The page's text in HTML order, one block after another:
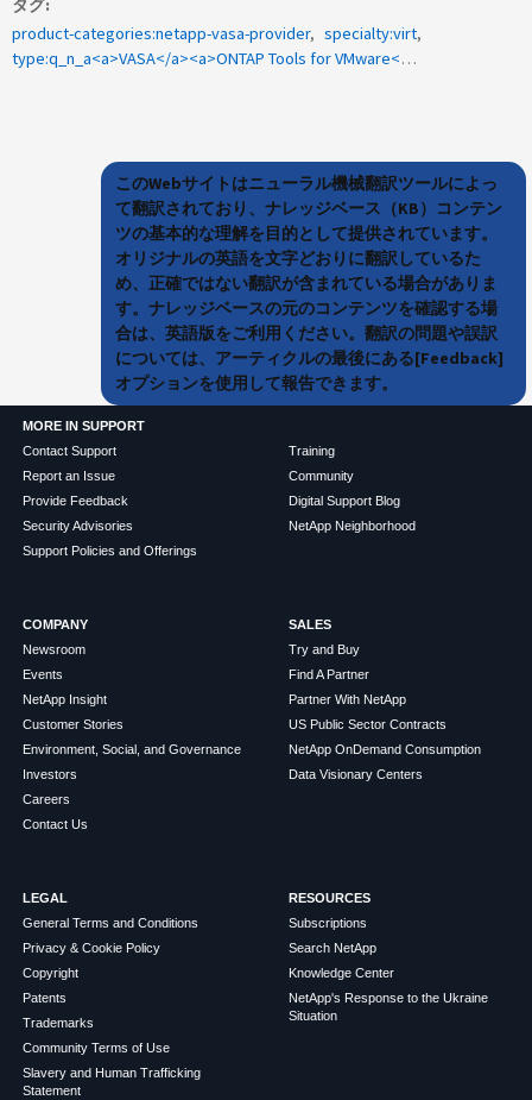
タグ
product-categories:netapp-vasa-provider
specialty:virt
type:q_n_a<a>VASA</a><a>ONTAP Tools for VMware</a><a>SCP</a><a>ストレージ機能プロファイル</a>
このWebサイトはニューラル機械翻訳ツールによっ
て翻訳されており、ナレッジベース（KB）コンテン
ツの基本的な理解を目的として提供されています。
オリジナルの英語を文字どおりに翻訳しているた
め、正確ではない翻訳が含まれている場合がありま
す。ナレッジベースの元のコンテンツを確認する場
合は、英語版をご利用ください。翻訳の問題や誤訳
については、アーティクルの最後にある[Feedback]
オプションを使用して報告できます。
MORE IN SUPPORT
Contact Support
Report an Issue
Provide Feedback
Security Advisories
Support Policies and Offerings
Training
Community
Digital Support Blog
NetApp Neighborhood
COMPANY
Newsroom
Events
NetApp Insight
Customer Stories
Environment, Social, and Governance
Investors
Careers
Contact Us
SALES
Try and Buy
Find A Partner
Partner With NetApp
US Public Sector Contracts
NetApp OnDemand Consumption
Data Visionary Centers
LEGAL
General Terms and Conditions
Privacy & Cookie Policy
Copyright
Patents
Trademarks
Community Terms of Use
Slavery and Human Trafficking
Statement
RESOURCES
Subscriptions
Search NetApp
Knowledge Center
NetApp's Response to the Ukraine
Situation